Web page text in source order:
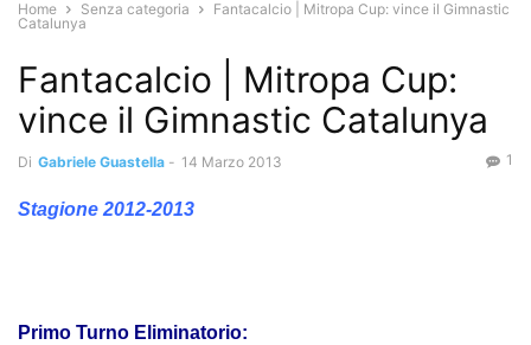
Home Senza categoria
Fantacalcio | Mitropa Cup: vince il Gimnastic
Catalunya
Fantacalcio | Mitropa Cup:
vince il Gimnastic Catalunya
Di Gabriele Guastella - 14 Marzo 2013 1
Stagione 2012-2013
Primo Turno Eliminatorio: